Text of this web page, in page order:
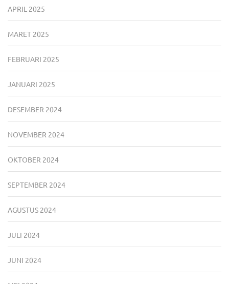
APRIL 2025
MARET 2025
FEBRUARI 2025
JANUARI 2025
DESEMBER 2024
NOVEMBER 2024
OKTOBER 2024
SEPTEMBER 2024
AGUSTUS 2024
JULI 2024
JUNI 2024